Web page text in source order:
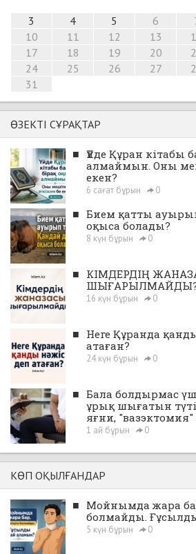
3
4 5 6
10
11 12 13
17
18 19 20
24
25 26 27
31
ӨЗЕКТІ СҰРАҚТАР
■ Үйде Құран кітабы
алмаймын. Оны
екен?
6 сағат бұрын 0
■ Бием қатты
оқыса болады?
8 күн бұрын 0
■ КІМДЕРДІҢ
16 күн бұрын 0
■ Неге Құранда
атаған?
24 күн бұрын 0
■ Бала болдырмас
ұрық шығатын
яғни,
1 ай бұрын 0
КӨП ОҚЫЛҒАНДАР
■ Мойнымда жара
болмайды.
5 күн бұрын 0